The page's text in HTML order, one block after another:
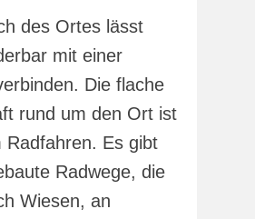
des Ortes lässt
mit einer
Die flache
rund um den Ort ist
Radfahren. Es gibt
Radwege, die
Wiesen, an